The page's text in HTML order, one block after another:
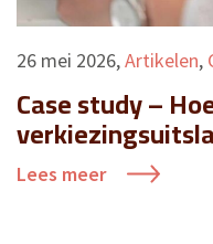
26 mei 2026,Artikelen,
Case study –
Lees meer